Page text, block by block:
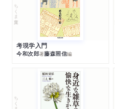
ちくま文庫
考現学入門
今和次郎著藤森照信編
ちくま文庫